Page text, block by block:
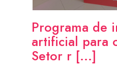
Programa de
artificial para
Setor r [...]